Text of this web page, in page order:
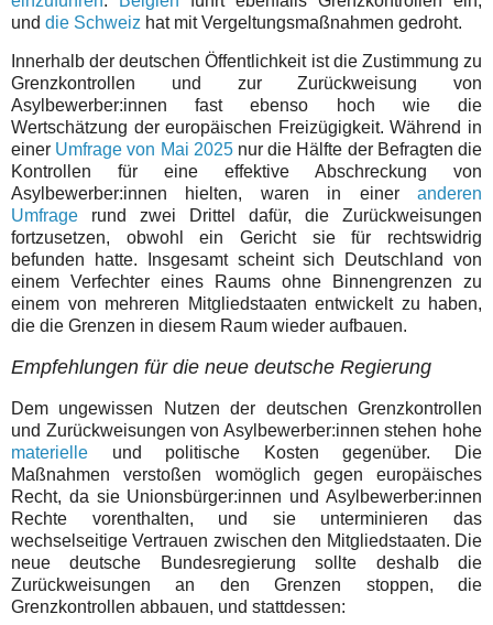
und die Schweiz hat mit Vergeltungsmaßnahmen gedroht.
Innerhalb der deutschen Öffentlichkeit ist die Zustimmung zu
Grenzkontrollen und zur Zurückweisung von
Asylbewerber:innen fast ebenso hoch wie die
Wertschätzung der europäischen Freizügigkeit. Während in
einer Umfrage von Mai 2025nur die Hälfte der Befragten die
Kontrollen für eine effektive Abschreckung von
Asylbewerber:innen hielten, waren in einer anderen
Umfrage rund zwei Drittel dafür, die Zurückweisungen
fortzusetzen, obwohl ein Gericht sie für rechtswidrig
befunden hatte. Insgesamt scheint sich Deutschland von
einem Verfechter eines Raums ohne Binnengrenzen zu
einem von mehreren Mitgliedstaaten entwickelt zu haben,
die die Grenzen in diesem Raum wieder aufbauen.
Empfehlungen für die neue deutsche Regierung
Dem ungewissen Nutzen der deutschen Grenzkontrollen
und Zurückweisungen von Asylbewerber:innen stehen hohe
materielle und politische Kosten gegenüber. Die
Maßnahmen verstoßen womöglich gegen europäisches
Recht, da sie Unionsbürger:innen und Asylbewerber:innen
Rechte vorenthalten, und sie unterminieren das
wechselseitige Vertrauen zwischen den Mitgliedstaaten. Die
neue deutsche Bundesregierung sollte deshalb die
Zurückweisungen an den Grenzen stoppen, die
Grenzkontrollen abbauen, und stattdessen: